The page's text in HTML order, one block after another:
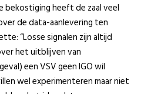
bekostiging heeft de zaal veel
de data-aanlevering ten
“Losse signalen zijn altijd
het uitblijven van
een VSV geen IGO wil
wel experimenteren maar niet